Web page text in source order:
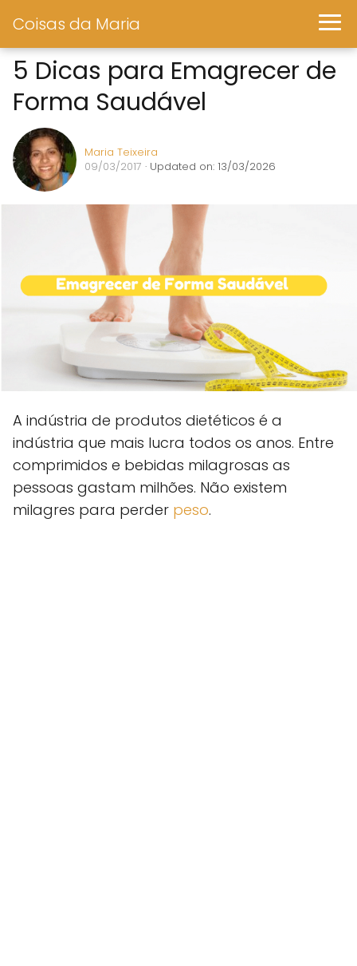
Coisas da Maria
5 Dicas para Emagrecer de
Forma Saudável
Maria Teixeira
09/03/2017 · Updated on: 13/03/2026
A indústria de produtos dietéticos é a
indústria que mais lucra todos os anos. Entre
comprimidos e bebidas milagrosas as
pessoas gastam milhões. Não existem
milagres para perder peso.